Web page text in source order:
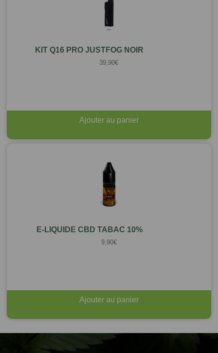
KIT Q16 PRO JUSTFOG NOIR
39,90€
Ajouter au panier
E-LIQUIDE CBD TABAC 10%
9,90€
Ajouter au panier